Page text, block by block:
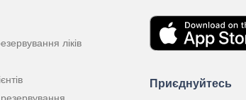
ліків
Приєднуйтесь